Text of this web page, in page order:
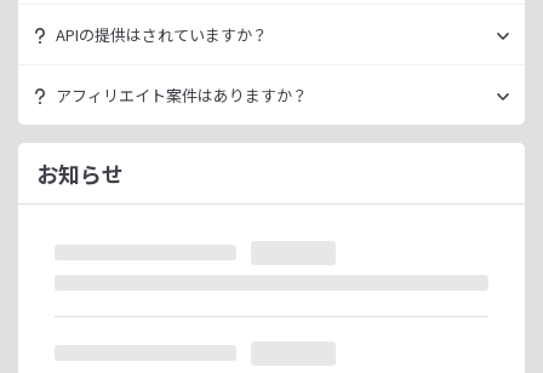
上させることができます。
ご登録済みで制限に到達された場合は、有料プランのご利用
ッコキーワードでも出力することができません。
サジェスト情報を出さない仕様になっております。
今後はサジェスト以外のキーワード取得手段も有料プランに
て提供してまいりますので、そちらにて対応できる見通しで
ございます。
APIの提供はされていますか？
詳細は ラッコキーワードAPIドキュメント
い。
アフィリエイト案件はありますか？
ラッコIDアフィリエイトにて、「ラッコキーワード」のアフ
ィリエイト案件をお取り扱いいたしております。
無料のユーザー登録、利用開始（初回ログイン）と有料プラ
※ラッコIDの重複登録と思われる場合は、成果が発生いたし
ません。
ラッコIDアフィリエイトは、「ユーザー情報」「銀行口座情
報」をご登録いただくことで即日ご利用開始いただけます。
お知らせ